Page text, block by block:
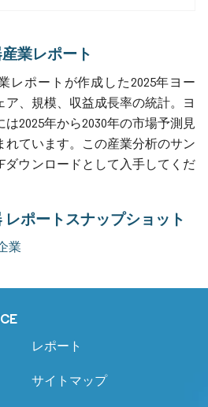
業レポート
レポートが作成した2025年ヨー
ア、規模、収益成長率の統計。ヨ
2025年から2030年の市場予測見
れています。この産業分析のサン
ダウンロードとして入手してくだ
ポートスナップショット
業
レポート
サイトマップ